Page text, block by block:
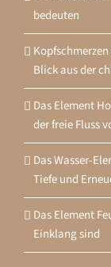
bedeuten
Blick aus der
Das Element
der freie Fluss
Das Wasser-
Tiefe und
Das Element
Einklang sind